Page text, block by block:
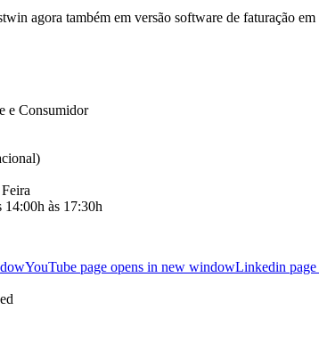
agora também em versão software de faturação
e Consumidor
14:00h às 17:30h
YouTube page opens in new windowLinkedin